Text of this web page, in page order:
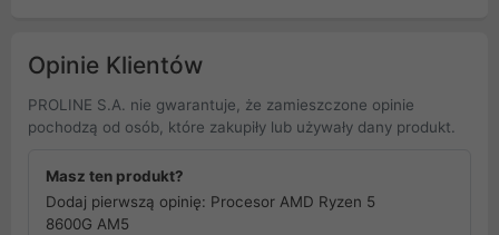
Opinie Klientów
PROLINE S.A. nie gwarantuje, że zamieszczone opinie
pochodzą od osób, które zakupiły lub używały dany produkt.
Masz ten produkt?
Dodaj pierwszą opinię: Procesor AMD Ryzen 5
8600G AM5